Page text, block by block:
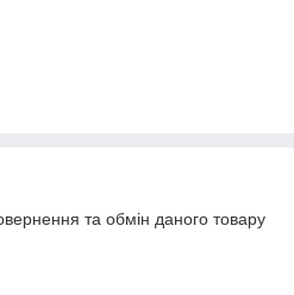
та обмін даного товару